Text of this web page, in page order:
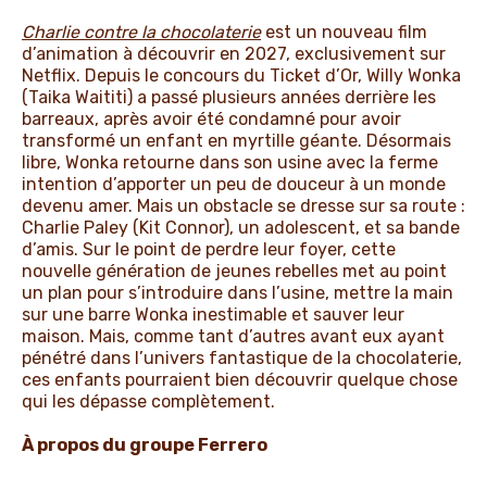
Charlie contre la chocolaterieest un nouveau film
d’animation à découvrir en 2027, exclusivement sur
Netflix. Depuis le concours du Ticket d’Or, Willy Wonka
(Taika Waititi) a passé plusieurs années derrière les
barreaux, après avoir été condamné pour avoir
transformé un enfant en myrtille géante. Désormais
libre, Wonka retourne dans son usine avec la ferme
intention d’apporter un peu de douceur à un monde
devenu amer. Mais un obstacle se dresse sur sa route :
Charlie Paley (Kit Connor), un adolescent, et sa bande
d’amis. Sur le point de perdre leur foyer, cette
nouvelle génération de jeunes rebelles met au point
un plan pour s’introduire dans l’usine, mettre la main
sur une barre Wonka inestimable et sauver leur
maison. Mais, comme tant d’autres avant eux ayant
pénétré dans l’univers fantastique de la chocolaterie,
ces enfants pourraient bien découvrir quelque chose
qui les dépasse complètement.
À propos du groupe Ferrero